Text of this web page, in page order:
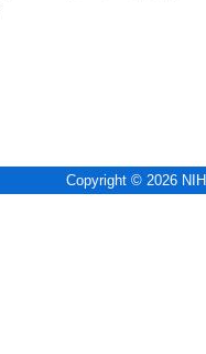
Copyright © 2026